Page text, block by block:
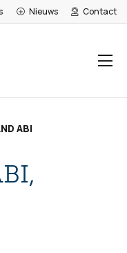
Nieuws Contact
ABI